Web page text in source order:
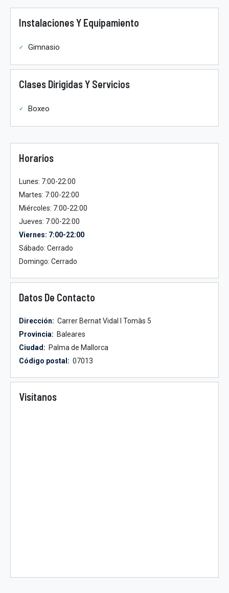
Instalaciones Y Equipamiento
Gimnasio
Clases Dirigidas Y Servicios
Boxeo
Horarios
Lunes: 7:00-22:00
Martes: 7:00-22:00
Miércoles: 7:00-22:00
Jueves: 7:00-22:00
Viernes: 7:00-22:00
Sábado: Cerrado
Domingo: Cerrado
Datos De Contacto
Dirección: Carrer Bernat Vidal I Tomàs 5
Provincia: Baleares
Ciudad: Palma de Mallorca
Código postal: 07013
Visítanos